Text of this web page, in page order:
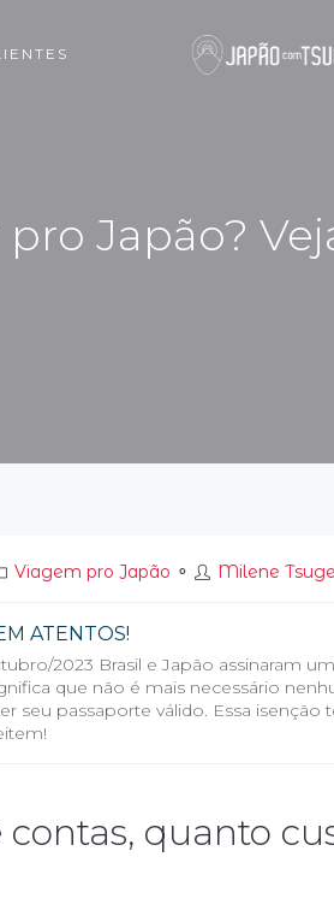
Japão?
Viagem pro Japão ⚬ Milene Tsuge
ATENTOS!
2023 Brasil e Japão assinaram
que não é mais necessário
seu passaporte válido. Essa isenção
quanto